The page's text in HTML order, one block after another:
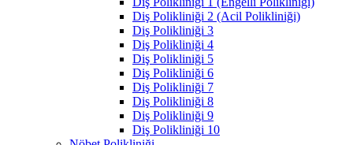
Diş Polikliniği 2 (Acil Polikliniği)
Diş Polikliniği 3
Diş Polikliniği 4
Diş Polikliniği 5
Diş Polikliniği 6
Diş Polikliniği 7
Diş Polikliniği 8
Diş Polikliniği 9
Diş Polikliniği 10